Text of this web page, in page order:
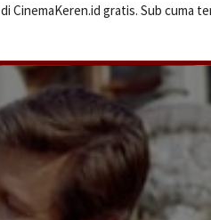
CinemaKeren.id gratis. Sub cuma